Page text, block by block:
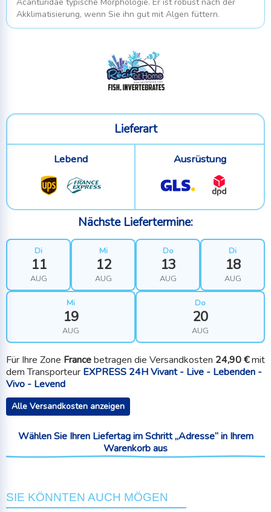
Akklimatisierung, wenn Sie ihn gut mit Algen füttern.
Lieferart
Lebend Ausrüstung
Nächste Liefertermine:
Di
11
AUG
Mi
12
AUG
Do
13
AUG
Di
18
AUG
Mi
19
AUG
Do
20
AUG
Für Ihre Zone Francebetragen die Versandkosten 24,90 €mit
dem Transporteur EXPRESS 24H Vivant - Live - Lebenden -
Vivo - Levend
Alle Versandkosten anzeigen
Wählen Sie Ihren Liefertag im Schritt „Adresse“ in Ihrem
Warenkorb aus
SIE KÖNNTEN AUCH MÖGEN